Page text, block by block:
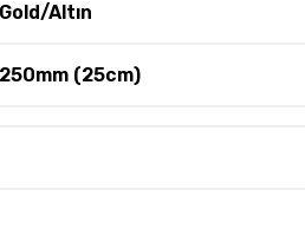
Gold/Altın
250mm (25cm)